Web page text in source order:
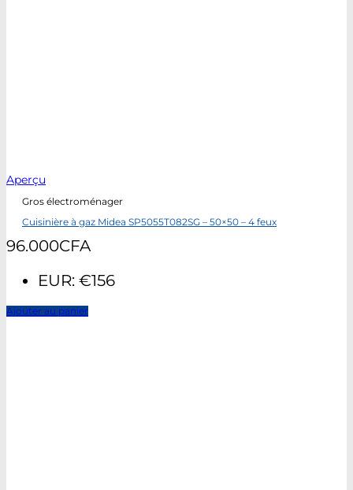
Aperçu
Gros électroménager
Cuisinière à gaz Midea SP5055T082SG – 50×50 – 4 feux
96.000CFA
EUR: €156
Ajouter au panier